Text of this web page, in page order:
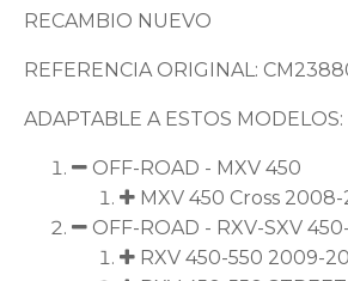
RECAMBIO NUEVO
REFERENCIA ORIGINAL:
ADAPTABLE A ESTOS MODELOS:
OFF-ROAD - MXV 450
MXV 450 Cross 2008-
OFF-ROAD - RXV-SXV
RXV 450-550 2009-